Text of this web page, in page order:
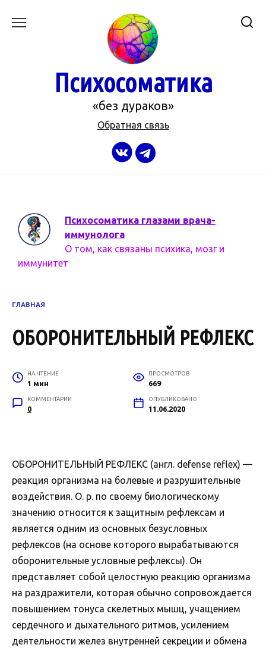
Психосоматика
«без дураков»
Обратная связь
Психосоматика глазами врача-
иммунолога
О том, как связаны психика, мозг и
иммунитет
ГЛАВНАЯ
ОБОРОНИТЕЛЬНЫЙ РЕФЛЕКС
НА ЧТЕНИЕ
1 мин
ПРОСМОТРОВ
669
КОММЕНТАРИИ
0
ОПУБЛИКОВАНО
11.06.2020
ОБОРОНИТЕЛЬНЫЙ РЕФЛЕКС (англ. defense reflex) —
реакция организма на болевые и разрушительные
воздействия. О. р. по своему биологическому
значению относится к защитным рефлексам и
является одним из основных безусловных
рефлексов (на основе которого вырабатываются
оборонительные условные рефлексы). Он
представляет собой целостную реакцию организма
на раздражители, которая обычно сопровождается
повышением тонуса скелетных мышц, учащением
сердечного и дыхательного ритмов, усилением
деятельности желез внутренней секреции и обмена